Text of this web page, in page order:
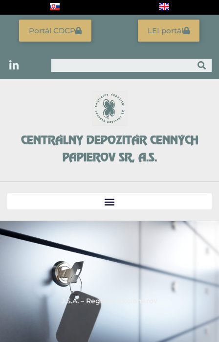
Vyhľadať
LEI portál
Portál CDCP
CENTRÁLNY DEPOZITÁR CENNÝCH
PAPIEROV SR, A.S.
J.S.A. – Register akcionárov